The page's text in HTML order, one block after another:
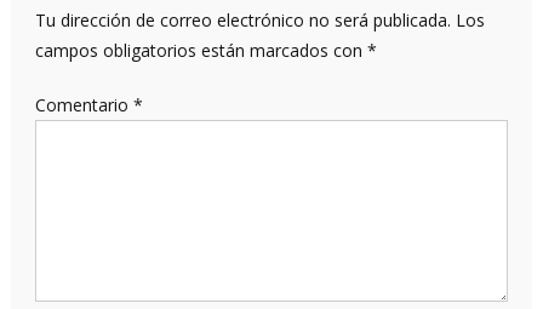
Tu dirección de correo electrónico no será publicada. Los
campos obligatorios están marcados con *
Comentario *